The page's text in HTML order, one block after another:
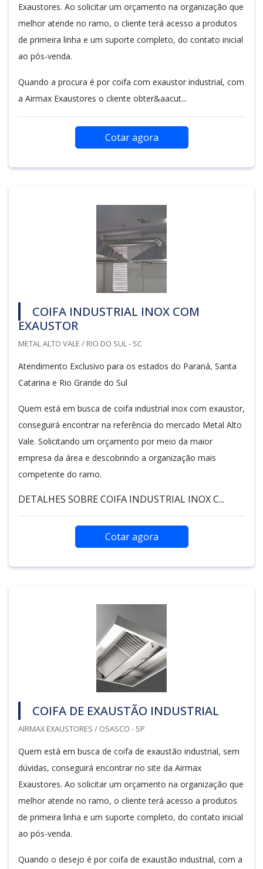
Exaustores. Ao solicitar um orçamento na organização que
melhor atende no ramo, o cliente terá acesso a produtos
de primeira linha e um suporte completo, do contato inicial
ao pós-venda.
Quando a procura é por coifa com exaustor industrial, com
a Airmax Exaustores o cliente obter&aacut...
Cotar agora
COIFA INDUSTRIAL INOX COM
EXAUSTOR
METAL ALTO VALE / RIO DO SUL - SC
Atendimento Exclusivo para os estados do Paraná, Santa
Catarina e Rio Grande do Sul
Quem está em busca de coifa industrial inox com exaustor,
conseguirá encontrar na referência do mercado Metal Alto
Vale. Solicitando um orçamento por meio da maior
empresa da área e descobrindo a organização mais
competente do ramo.
DETALHES SOBRE COIFA INDUSTRIAL INOX C...
Cotar agora
COIFA DE EXAUSTÃO INDUSTRIAL
AIRMAX EXAUSTORES / OSASCO - SP
Quem está em busca de coifa de exaustão industrial, sem
dúvidas, conseguirá encontrar no site da Airmax
Exaustores. Ao solicitar um orçamento na organização que
melhor atende no ramo, o cliente terá acesso a produtos
de primeira linha e um suporte completo, do contato inicial
ao pós-venda.
Quando o desejo é por coifa de exaustão industrial, com a